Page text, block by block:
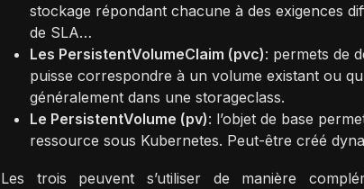
stockage répondant chacune à des exigences
de SLA…
Les PersistentVolumeClaim (pvc): permets de
puisse correspondre à un volume existant ou
généralement dans une storageclass.
Le PersistentVolume (pv): l’objet de base
ressource sous Kubernetes. Peut-être créé
Les trois peuvent s’utiliser de manière